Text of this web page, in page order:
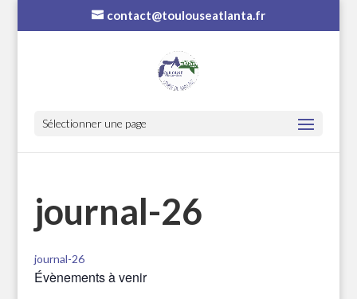
contact@toulouseatlanta.fr
Sélectionner une page
journal-26
journal-26
Évènements à venir